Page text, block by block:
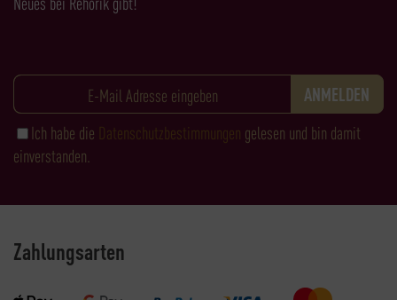
Ich habe die Datenschutzbestimmungen gelesen und bin damit
einverstanden.
Zahlungsarten